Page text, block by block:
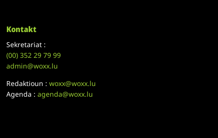
Kontakt
Sekretariat :
(00)352 29 79 99
admin@woxx.lu
Redaktioun :woxx@woxx.lu
Agenda :agenda@woxx.lu